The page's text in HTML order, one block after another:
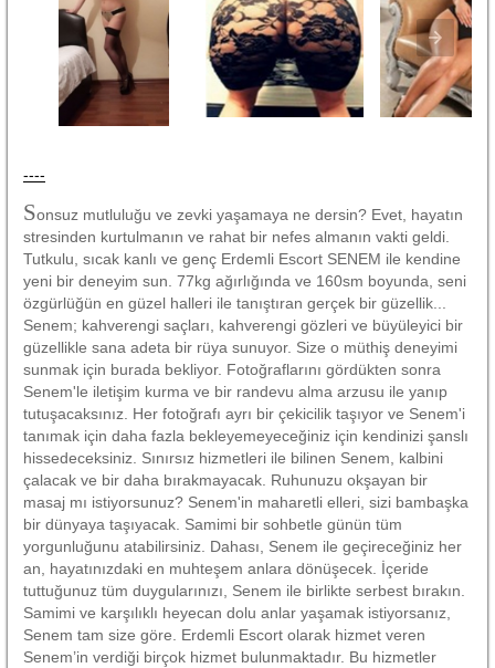
----
Sonsuz mutluluğu ve zevki yaşamaya ne dersin? Evet, hayatın
stresinden kurtulmanın ve rahat bir nefes almanın vakti geldi.
Tutkulu, sıcak kanlı ve genç Erdemli Escort SENEM ile kendine
yeni bir deneyim sun. 77kg ağırlığında ve 160sm boyunda, seni
özgürlüğün en güzel halleri ile tanıştıran gerçek bir güzellik...
Senem; kahverengi saçları, kahverengi gözleri ve büyüleyici bir
güzellikle sana adeta bir rüya sunuyor. Size o müthiş deneyimi
sunmak için burada bekliyor. Fotoğraflarını gördükten sonra
Senem'le iletişim kurma ve bir randevu alma arzusu ile yanıp
tutuşacaksınız. Her fotoğrafı ayrı bir çekicilik taşıyor ve Senem'i
tanımak için daha fazla bekleyemeyeceğiniz için kendinizi şanslı
hissedeceksiniz. Sınırsız hizmetleri ile bilinen Senem, kalbini
çalacak ve bir daha bırakmayacak. Ruhunuzu okşayan bir
masaj mı istiyorsunuz? Senem'in maharetli elleri, sizi bambaşka
bir dünyaya taşıyacak. Samimi bir sohbetle günün tüm
yorgunluğunu atabilirsiniz. Dahası, Senem ile geçireceğiniz her
an, hayatınızdaki en muhteşem anlara dönüşecek. İçeride
tuttuğunuz tüm duygularınızı, Senem ile birlikte serbest bırakın.
Samimi ve karşılıklı heyecan dolu anlar yaşamak istiyorsanız,
Senem tam size göre. Erdemli Escort olarak hizmet veren
Senem’in verdiği birçok hizmet bulunmaktadır. Bu hizmetler